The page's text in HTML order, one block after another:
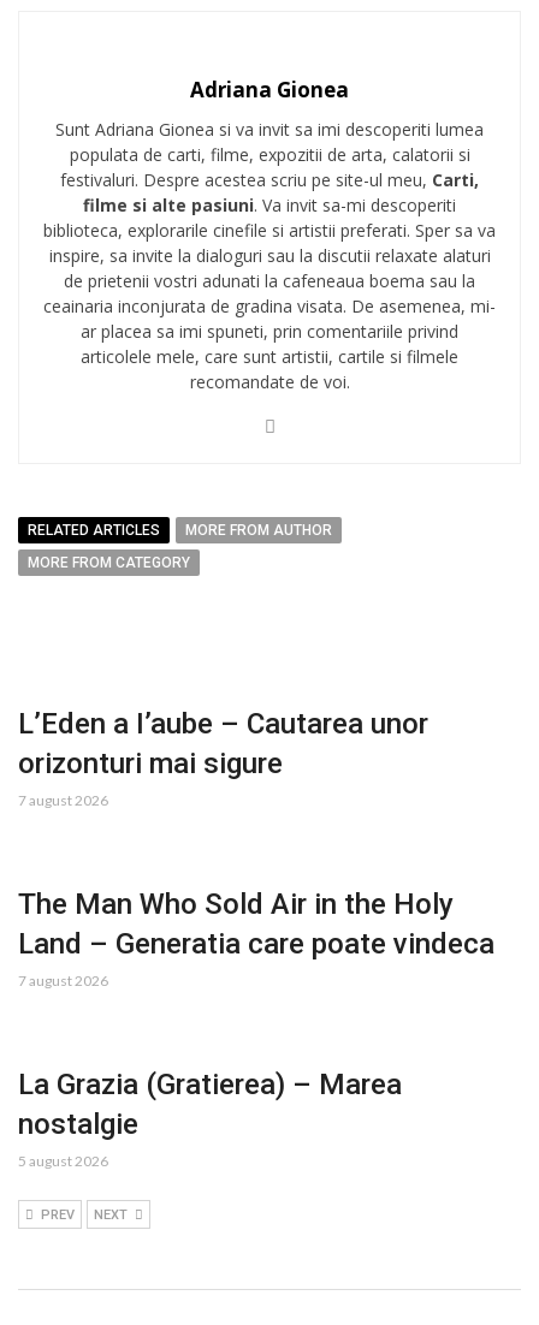
Adriana Gionea
Sunt Adriana Gionea si va invit sa imi descoperiti lumea
populata de carti, filme, expozitii de arta, calatorii si
festivaluri. Despre acestea scriu pe site-ul meu, Carti,
filme si alte pasiuni. Va invit sa-mi descoperiti
biblioteca, explorarile cinefile si artistii preferati. Sper sa va
inspire, sa invite la dialoguri sau la discutii relaxate alaturi
de prietenii vostri adunati la cafeneaua boema sau la
ceainaria inconjurata de gradina visata. De asemenea, mi-
ar placea sa imi spuneti, prin comentariile privind
articolele mele, care sunt artistii, cartile si filmele
recomandate de voi.
RELATED ARTICLES
MORE FROM AUTHOR
MORE FROM CATEGORY
L’Eden a I’aube – Cautarea unor
orizonturi mai sigure
7 august 2026
The Man Who Sold Air in the Holy
Land – Generatia care poate vindeca
7 august 2026
La Grazia (Gratierea) – Marea
nostalgie
5 august 2026
PREV NEXT